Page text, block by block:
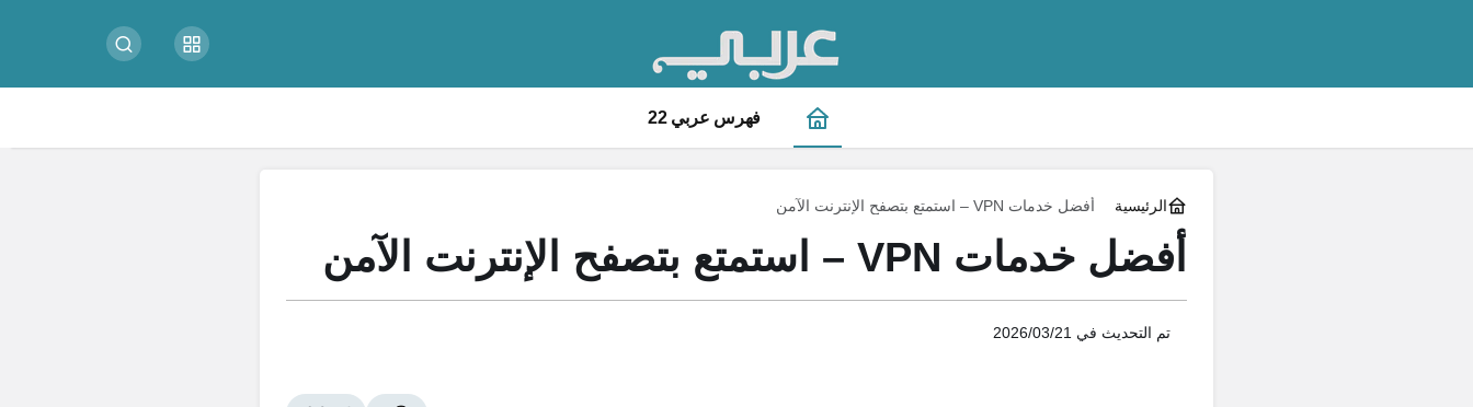
فهرس عربي 22
الرئيسية أفضل خدمات VPN – استمتع بتصفح الإنترنت الآمن
أفضل خدمات VPN – استمتع بتصفح الإنترنت الآمن
تم التحديث في 2026/03/21